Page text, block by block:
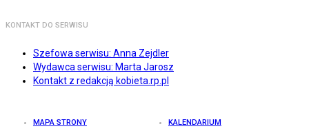
KONTAKT DO SERWISU
Szefowa serwisu: Anna Zejdler
Wydawca serwisu: Marta Jarosz
Kontakt z redakcją kobieta.rp.pl
MAPA STRONY KALENDARIUM